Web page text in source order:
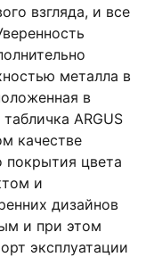
взгляда, и все
металла в
в
ARGUS
качестве
покрытия цвета
и
дизайнов
и при этом
эксплуатации